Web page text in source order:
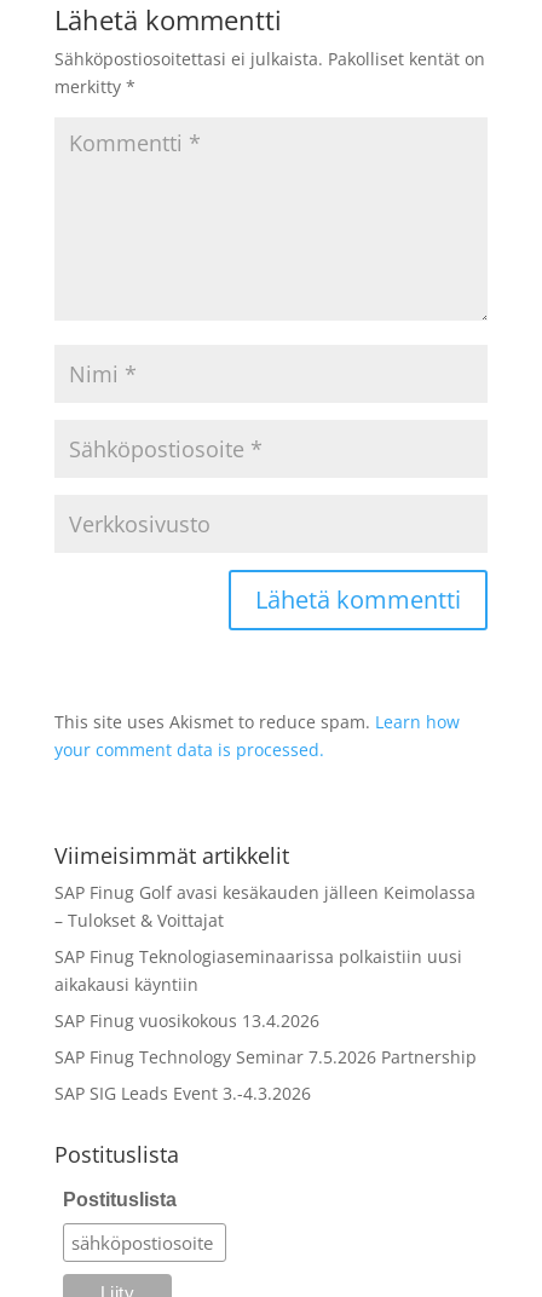
Lähetä kommentti
Sähköpostiosoitettasi ei julkaista. Pakolliset kentät on
merkitty *
This site uses Akismet to reduce spam. Learn how
your comment data is processed.
Viimeisimmät artikkelit
SAP Finug Golf avasi kesäkauden jälleen Keimolassa
– Tulokset & Voittajat
SAP Finug Teknologiaseminaarissa polkaistiin uusi
aikakausi käyntiin
SAP Finug vuosikokous 13.4.2026
SAP Finug Technology Seminar 7.5.2026 Partnership
SAP SIG Leads Event 3.-4.3.2026
Postituslista
Postituslista